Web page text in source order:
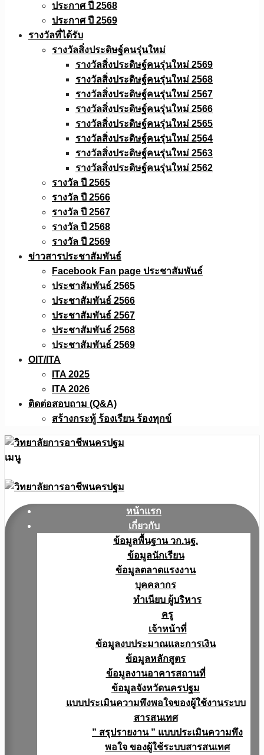
ประกาศ ปี 2568
ประกาศ ปี 2569
รางวัลที่ได้รับ
รางวัลสิ่งประดิษฐ์คนรุ่นใหม่
รางวัลสิ่งประดิษฐ์คนรุ่นใหม่ 2569
รางวัลสิ่งประดิษฐ์คนรุ่นใหม่ 2568
รางวัลสิ่งประดิษฐ์คนรุ่นใหม่ 2567
รางวัลสิ่งประดิษฐ์คนรุ่นใหม่ 2566
รางวัลสิ่งประดิษฐ์คนรุ่นใหม่ 2565
รางวัลสิ่งประดิษฐ์คนรุ่นใหม่ 2564
รางวัลสิ่งประดิษฐ์คนรุ่นใหม่ 2563
รางวัลสิ่งประดิษฐ์คนรุ่นใหม่ 2562
รางวัล ปี 2565
รางวัล ปี 2566
รางวัล ปี 2567
รางวัล ปี 2568
รางวัล ปี 2569
ข่าวสารประชาสัมพันธ์
Facebook Fan page ประชาสัมพันธ์
ประชาสัมพันธ์ 2565
ประชาสัมพันธ์ 2566
ประชาสัมพันธ์ 2567
ประชาสัมพันธ์ 2568
ประชาสัมพันธ์ 2569
OIT/ITA
ITA 2025
ITA 2026
ติดต่อสอบถาม (Q&A)
สร้างกระทู้ ร้องเรียน ร้องทุกข์
เมนู
หน้าแรก
เกี่ยวกับ
ข้อมูลพื้นฐาน วก.นฐ.
ข้อมูลนักเรียน
ข้อมูลตลาดแรงงาน
บุคคลากร
ทำเนียบ ผู้บริหาร
ครู
เจ้าหน้าที่
ข้อมูลงบประมาณเเละการเงิน
ข้อมูลหลักสูตร
ข้อมูลงานอาคารสถานที่
ข้อมูลจังหวัดนครปฐม
แบบประเมินความพึงพอใจของผู้ใช้งานระบบ
สารสนเทศ
” สรุปรายงาน ” แบบประเมินความพึง
พอใจ ของผู้ใช้ระบบสารสนเทศ